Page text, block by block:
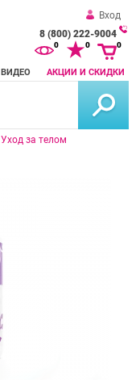
Вход
8 (800) 222-9004
ВИДЕО АКЦИИ И СКИДКИ
0 0 0
Уход за телом